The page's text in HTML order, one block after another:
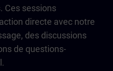
Ces sessions
directe avec notre
des discussions
de questions-